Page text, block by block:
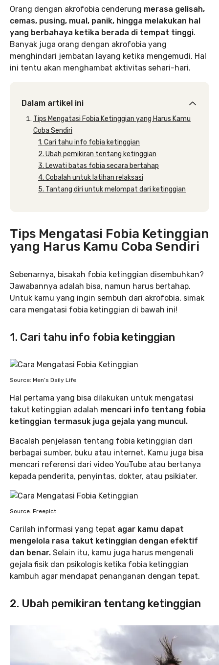
Orang dengan akrofobia cenderung merasa gelisah,
cemas, pusing, mual, panik, hingga melakukan hal
yang berbahaya ketika berada di tempat tinggi.
Banyak juga orang dengan akrofobia yang
menghindari jembatan layang ketika mengemudi. Hal
ini tentu akan menghambat aktivitas sehari-hari.
Dalam artikel ini
Tips Mengatasi Fobia Ketinggian yang Harus Kamu
Coba Sendiri
1. Cari tahu info fobia ketinggian
2. Ubah pemikiran tentang ketinggian
3. Lewati batas fobia secara bertahap
4. Cobalah untuk latihan relaksasi
5. Tantang diri untuk melompat dari ketinggian
Tips Mengatasi Fobia Ketinggian
yang Harus Kamu Coba Sendiri
Sebenarnya, bisakah fobia ketinggian disembuhkan?
Jawabannya adalah bisa, namun harus bertahap.
Untuk kamu yang ingin sembuh dari akrofobia, simak
cara mengatasi fobia ketinggian di bawah ini!
1. Cari tahu info fobia ketinggian
Source: Men’s Daily Life
Hal pertama yang bisa dilakukan untuk mengatasi
takut ketinggian adalah mencari info tentang fobia
ketinggian termasuk juga gejala yang muncul.
Bacalah penjelasan tentang fobia ketinggian dari
berbagai sumber, buku atau internet. Kamu juga bisa
mencari referensi dari video YouTube atau bertanya
kepada penderita, penyintas, dokter, atau psikiater.
Source: Freepict
Carilah informasi yang tepat agar kamu dapat
mengelola rasa takut ketinggian dengan efektif
dan benar. Selain itu, kamu juga harus mengenali
gejala fisik dan psikologis ketika fobia ketinggian
kambuh agar mendapat penanganan dengan tepat.
2. Ubah pemikiran tentang ketinggian